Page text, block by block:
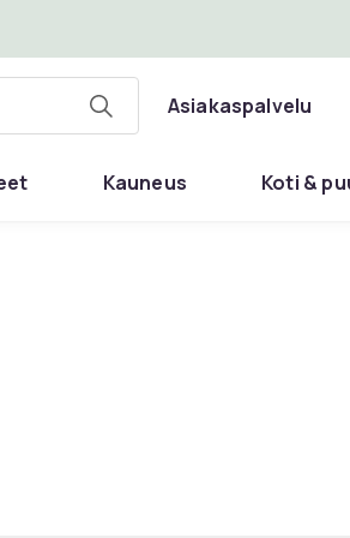
Asiakaspalvelu
Kauneus Koti &